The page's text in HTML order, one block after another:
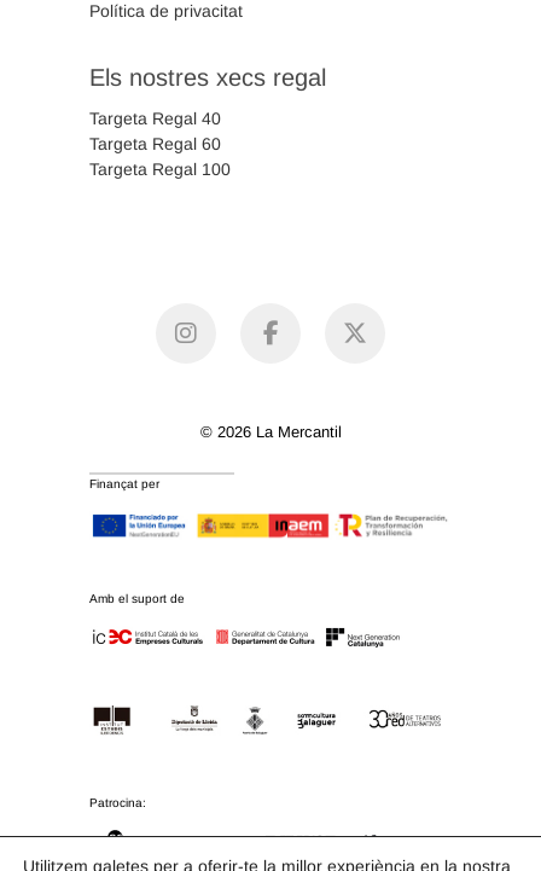
Política de privacitat
Els nostres xecs regal
Targeta Regal 40
Targeta Regal 60
Targeta Regal 100
© 2026 La Mercantil
Finançat per
Amb el suport de
Patrocina:
Utilitzem galetes per a oferir-te la millor experiència en la nostra